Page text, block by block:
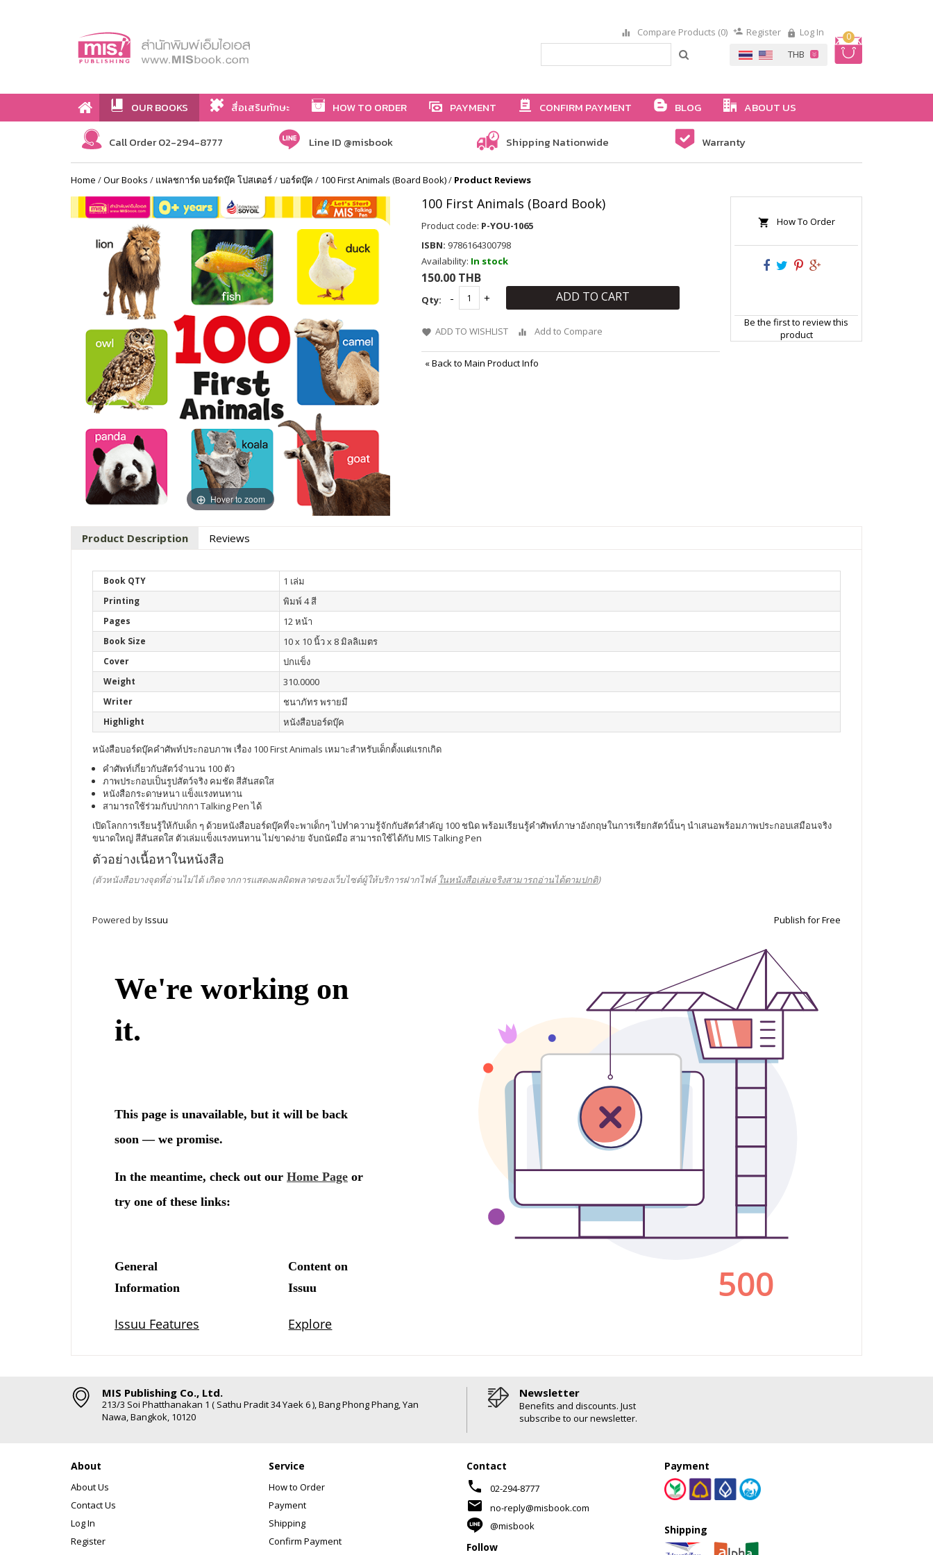
0
Compare Products (0) Register Log In
OUR BOOKS สื่อเสริมทักษะ HOW TO ORDER PAYMENT CONFIRM PAYMENT BLOG ABOUT US
Call Order 02-294-8777 Line ID @misbook Shipping Nationwide Warranty
Home /Our Books / แฟลชการ์ด บอร์ดบุ๊ค โปสเตอร์/บอร์ดบุ๊ค / 100 First Animals (Board Book)/ Product Reviews
Hover to zoom
100 First Animals (Board Book)
Product code: P-YOU-1065
ISBN: 9786164300798
Availability: In stock
150.00 THB
Qty: ADD TO CART
ADD TO WISHLIST Add to Compare
«Back to Main Product Info
How To Order
Be the first to review this
product
Product Description Reviews
Book QTY 1 เล่ม
Printing พิมพ์ 4 สี
Pages 12 หน้า
Book Size 10 x 10 นิ้ว x 8 มิลลิเมตร
Cover ปกแข็ง
Weight 310.0000
Writer ชนาภัทร พรายมี
Highlight หนังสือบอร์ดบุ๊ค
หนังสือบอร์ดบุ๊คคำศัพท์ประกอบภาพ เรื่อง 100 First Animals เหมาะสำหรับเด็กตั้งแต่แรกเกิด
คำศัพท์เกี่ยวกับสัตว์จำนวน 100 ตัว
ภาพประกอบเป็นรูปสัตว์จริง คมชัด สีสันสดใส
หนังสือกระดาษหนา แข็งแรงทนทาน
สามารถใช้ร่วมกับปากกา Talking Pen ได้
เปิดโลกการเรียนรู้ให้กับเด็ก ๆ ด้วยหนังสือบอร์ดบุ๊คที่จะพาเด็กๆ ไปทำความรู้จักกับสัตว์สำคัญ 100 ชนิด พร้อมเรียนรู้คำศัพท์ภาษาอังกฤษในการเรียกสัตว์นั้นๆ นำเสนอพร้อมภาพประกอบเสมือนจริง
ขนาดใหญ่ สีสันสดใส ตัวเล่มแข็งแรงทนทาน ไม่ขาดง่าย จับถนัดมือ สามารถใช้ได้กับ MIS Talking Pen
ตัวอย่างเนื้อหาในหนังสือ
(ตัวหนังสือบางจุดที่อ่านไม่ได้ เกิดจากการแสดงผลผิดพลาดของเว็บไซต์ผู้ให้บริการฝากไฟล์ ในหนังสือเล่มจริงสามารถอ่านได้ตามปกติ)
Powered byIssuu Publish for Free
MIS Publishing Co., Ltd.
213/3 Soi Phatthanakan 1 ( Sathu Pradit 34 Yaek 6 ), Bang Phong Phang, Yan
Nawa, Bangkok, 10120
Newsletter
Benefits and discounts. Just
subscribe to our newsletter.
About
About Us
Contact Us
Log In
Register
Service
How to Order
Payment
Shipping
Confirm Payment
Contact
phone 02-294-8777
mail
no-reply@misbook.com
@misbook
Follow
Payment
Shipping